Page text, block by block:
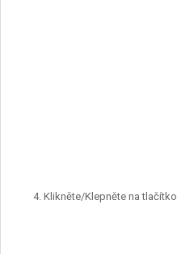
Klikněte/Klepněte na tlačítko